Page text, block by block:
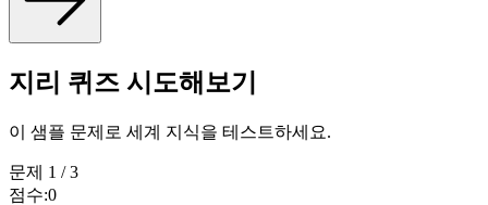
지리 퀴즈 시도해보기
이 샘플 문제로 세계 지식을 테스트하세요.
문제 1 /3
점수:0